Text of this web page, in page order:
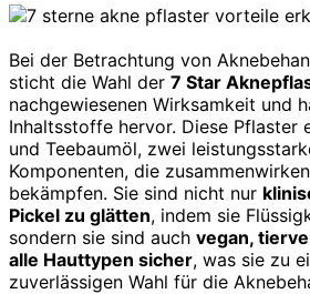
Bei der Betrachtung von
sticht die Wahl der 7 Star
nachgewiesenen Wirksamkeit und
Inhaltsstoffe hervor. Diese Pflaster
und Teebaumöl, zwei
Komponenten, die
bekämpfen. Sie sind nicht nur
Pickel zu glätten, indem sie
sondern sie sind auch vegan,
alle Hauttypen sicher, was sie zu
zuverlässigen Wahl für die